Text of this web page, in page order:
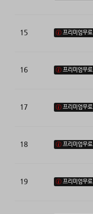
15 프리미엄무료
16 프리미엄무료
17 프리미엄무료
18 프리미엄무료
19 프리미엄무료